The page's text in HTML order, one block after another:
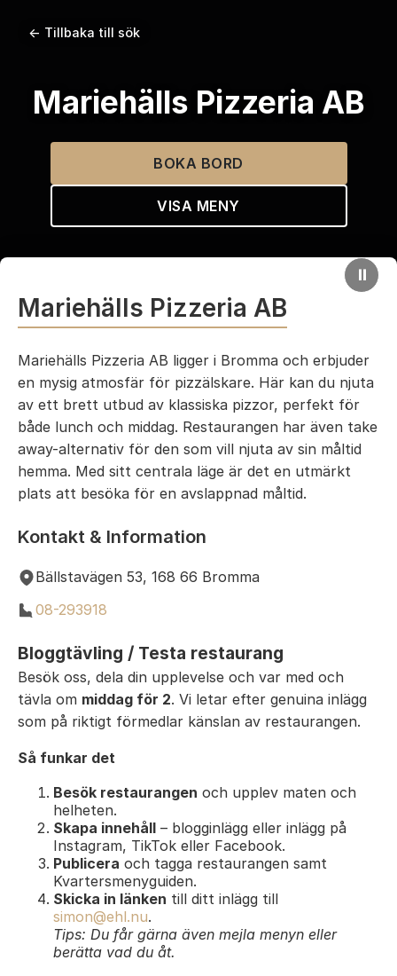
← Tillbaka till sök
Mariehälls Pizzeria AB
BOKA BORD
VISA MENY
⏸
Mariehälls Pizzeria AB
Mariehälls Pizzeria AB ligger i Bromma och erbjuder
en mysig atmosfär för pizzälskare. Här kan du njuta
av ett brett utbud av klassiska pizzor, perfekt för
både lunch och middag. Restaurangen har även take
away-alternativ för den som vill njuta av sin måltid
hemma. Med sitt centrala läge är det en utmärkt
plats att besöka för en avslappnad måltid.
Kontakt & Information
Bällstavägen 53, 168 66 Bromma
08-293918
Bloggtävling / Testa restaurang
Besök oss, dela din upplevelse och var med och
tävla om middag för 2. Vi letar efter genuina inlägg
som på riktigt förmedlar känslan av restaurangen.
Så funkar det
Besök restaurangen och upplev maten och
helheten.
Skapa innehåll – blogginlägg eller inlägg på
Instagram, TikTok eller Facebook.
Publicera och tagga restaurangen samt
Kvartersmenyguiden.
Skicka in länken till ditt inlägg till
simon@ehl.nu.
Tips: Du får gärna även mejla menyn eller
berätta vad du åt.